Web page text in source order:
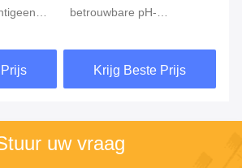
voor
van
betrouwbare pH-
aanpasbaar aan
verschillende
experimentele behoeften
Krijg Beste Prijs
uw vraag